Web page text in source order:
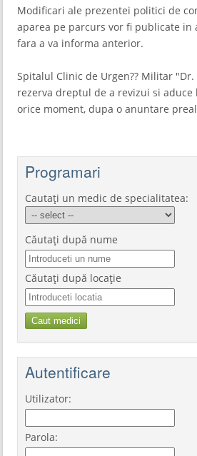
Modificari ale prezentei politici de
aparea pe parcurs vor fi publicate in
fara a va informa anterior.
Spitalul Clinic de Urgen?? Militar
rezerva dreptul de a revizui si aduce
orice moment, dupa o anuntare
Programari
Cautați un medic de specialitatea:
Căutați după nume
Căutați după locație
Autentificare
Utilizator:
Parola: